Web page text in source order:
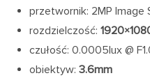
przetwornik: 2MP Image
rozdzielczość:
czułość: 0.0005lux @
obiektyw:3.6mm